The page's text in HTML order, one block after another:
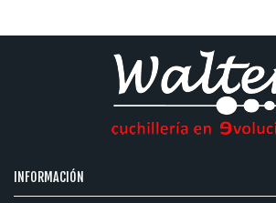
INFORMACIÓN